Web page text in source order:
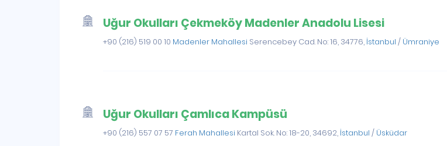
Uğur Okulları Çekmeköy Madenler Anadolu Lisesi
+90 (216) 519 00 10 Madenler Mahallesi Serencebey Cad. No: 16, 34776, İstanbul / Ümraniye
Uğur Okulları Çamlıca Kampüsü
+90 (216) 557 07 57 Ferah Mahallesi Kartal Sok. No: 18-20, 34692, İstanbul / Üsküdar